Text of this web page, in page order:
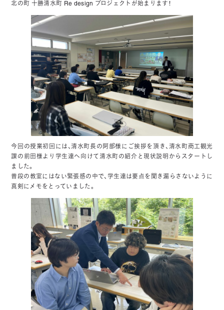
北の町 十勝清水町 Re design プロジェクトが始まります！
今回の授業初回には、清水町長の阿部様にご挨拶を頂き、清水町商工観光
課の前田様より学生達へ向けて清水町の紹介と現状説明からスタートし
ました。
普段の教室にはない緊張感の中で、学生達は要点を聞き漏らさないように
真剣にメモをとっていました。